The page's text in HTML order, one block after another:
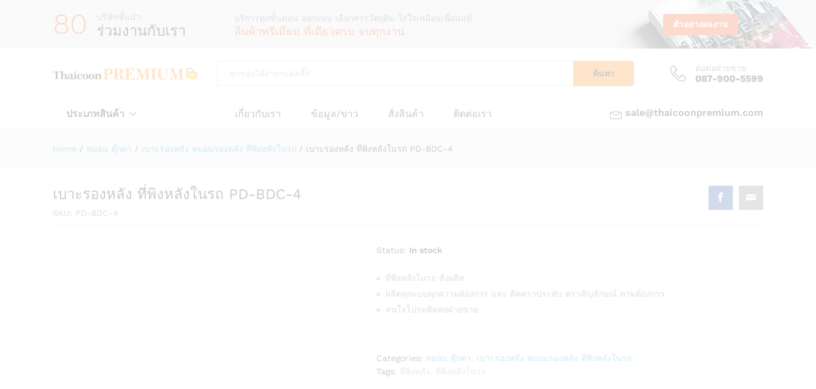
80 บริษัทชั้นนำ
ร่วมงานกับเรา
บริการทุกขั้นตอน ออกแบบ เลือกสรรวัตถุดิบ ใส่ใจเหมือนเพื่อนแท้
สินค้าพรีเมี่ยม ที่เดียวครบ จบทุกงาน
ตัวอย่างผลงาน
ค้นหา
ต่อต่อฝ่ายขาย
087-900-5599
ประเภทสินค้า เกี่ยวกับเรา ข้อมูล/ข่าว สั่งสินค้า ติดต่อเรา sale@thaicoonpremium.com
Home / หมอน ตุ๊กตา / เบาะรองหลัง หมอนรองหลัง ที่พิงหลังในรถ / เบาะรองหลัง ที่พิงหลังในรถ PD-BDC-4
เบาะรองหลัง ที่พิงหลังในรถ PD-BDC-4
SKU: PD-BDC-4
Status: In stock
ที่พิงหลังในรถ สั่งผลิต
ผลิตทุกแบบทุกความต้องการ และ ติดตราประทับ ตราสัญลักษณ์ ตามต้องการ
สนใจโปรดติดต่อฝ่ายขาย
Categories: หมอน ตุ๊กตา
เบาะรองหลัง หมอนรองหลัง ที่พิงหลังในรถ
Tags: